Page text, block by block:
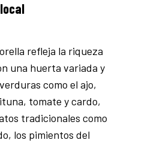
refleja la riqueza
una huerta variada y
como el ajo,
tomate y cardo,
tradicionales como
los pimientos del